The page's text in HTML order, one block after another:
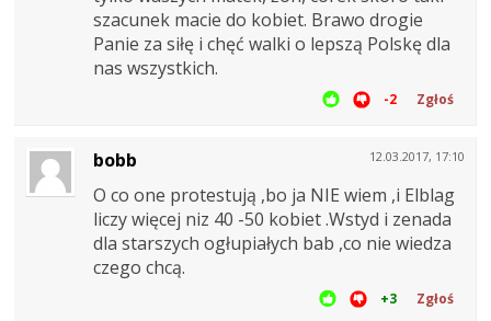
szacunek macie do kobiet. Brawo drogie
Panie za siłę i chęć walki o lepszą Polskę dla
nas wszystkich.
-2 Zgłoś
12.03.2017, 17:10
bobb
O co one protestują ,bo ja NIE wiem ,i Elblag
liczy więcej niz 40 -50 kobiet .Wstyd i zenada
dla starszych ogłupiałych bab ,co nie wiedza
czego chcą.
+3 Zgłoś